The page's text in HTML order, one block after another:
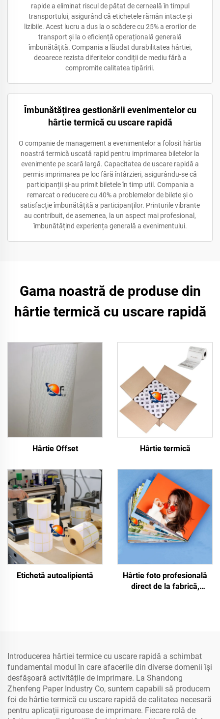
rapide a eliminat riscul de pătat de cerneală în timpul
transportului, asigurând că etichetele rămân intacte și
lizibile. Acest lucru a dus la o scădere cu 25% a erorilor de
transport și la o eficiență operațională generală
îmbunătățită. Compania a lăudat durabilitatea hârtiei,
deoarece rezista diferitelor condiții de mediu fără a
compromite calitatea tipăririi.
Îmbunătățirea gestionării evenimentelor cu
hârtie termică cu uscare rapidă
O companie de management a evenimentelor a folosit hârtia
noastră termică uscată rapid pentru imprimarea biletelor la
evenimente pe scară largă. Capacitatea de uscare rapidă a
permis imprimarea pe loc fără întârzieri, asigurându-se că
participanții și-au primit biletele în timp util. Compania a
remarcat o reducere cu 40% a problemelor de bilete și o
satisfacție îmbunătățită a participanților. Printurile vibrante
au contribuit, de asemenea, la un aspect mai profesional,
îmbunătățind experiența generală a evenimentului.
Gama noastră de produse din
hârtie termică cu uscare rapidă
Hârtie Offset Hârtie termică
Etichetă autoalipientă
Hârtie foto profesională
direct de la fabrică,
Introducerea hârtiei termice cu uscare rapidă a schimbat
fundamental modul în care afacerile din diverse domenii își
desfășoară activitățile de imprimare. La Shandong
Zhenfeng Paper Industry Co, suntem capabili să producem
foi de hârtie termică cu uscare rapidă de calitatea necesară
pentru aplicații riguroase de imprimare. Fiecare rolă de